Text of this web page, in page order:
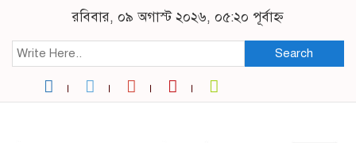
রবিবার, ০৯ অগাস্ট ২০২৬, ০৫:২০ পূর্বাহ্ন
Search